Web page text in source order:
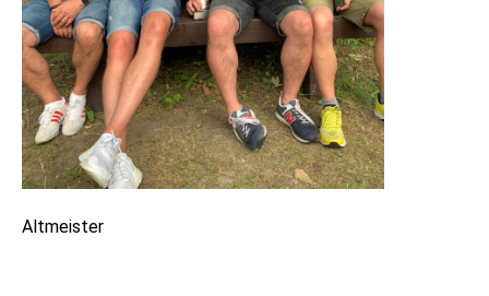
Altmeister